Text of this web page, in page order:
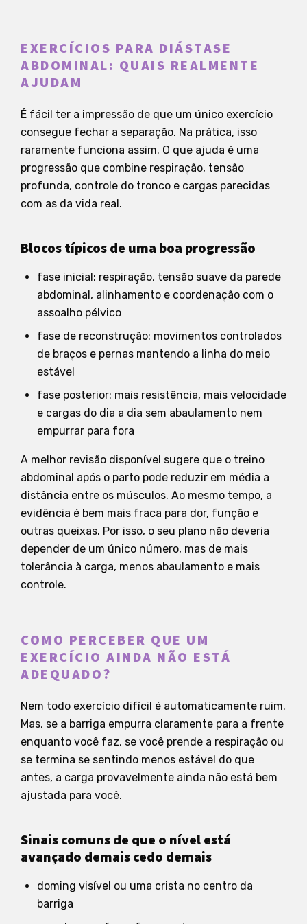
EXERCÍCIOS PARA DIÁSTASE
ABDOMINAL: QUAIS REALMENTE
AJUDAM
É fácil ter a impressão de que um único exercício
consegue fechar a separação. Na prática, isso
raramente funciona assim. O que ajuda é uma
progressão que combine respiração, tensão
profunda, controle do tronco e cargas parecidas
com as da vida real.
Blocos típicos de uma boa progressão
fase inicial: respiração, tensão suave da parede
abdominal, alinhamento e coordenação com o
assoalho pélvico
fase de reconstrução: movimentos controlados
de braços e pernas mantendo a linha do meio
estável
fase posterior: mais resistência, mais velocidade
e cargas do dia a dia sem abaulamento nem
empurrar para fora
A melhor revisão disponível sugere que o treino
abdominal após o parto pode reduzir em média a
distância entre os músculos. Ao mesmo tempo, a
evidência é bem mais fraca para dor, função e
outras queixas. Por isso, o seu plano não deveria
depender de um único número, mas de mais
tolerância à carga, menos abaulamento e mais
controle.
COMO PERCEBER QUE UM
EXERCÍCIO AINDA NÃO ESTÁ
ADEQUADO?
Nem todo exercício difícil é automaticamente ruim.
Mas, se a barriga empurra claramente para a frente
enquanto você faz, se você prende a respiração ou
se termina se sentindo menos estável do que
antes, a carga provavelmente ainda não está bem
ajustada para você.
Sinais comuns de que o nível está
avançado demais cedo demais
doming visível ou uma crista no centro da
barriga